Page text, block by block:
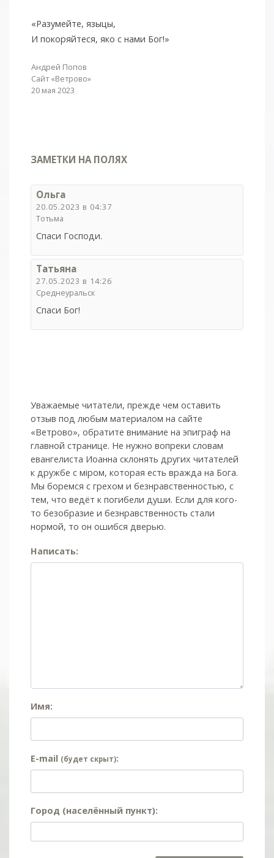
«Разумейте, языцы,
И покоряйтеся, яко с нами Бог!»
Андрей Попов
Сайт «Ветрово»
20 мая 2023
ЗАМЕТКИ НА ПОЛЯХ
Ольга
20.05.2023 в 04:37
Тотьма
Спаси Господи.
Татьяна
27.05.2023 в 14:26
Среднеуральск
Спаси Бог!
Уважаемые читатели, прежде чем оставить
отзыв под любым материалом на сайте
«Ветрово», обратите внимание на эпиграф на
главной странице. Не нужно вопреки словам
евангелиста Иоанна склонять других читателей
к дружбе с мiром, которая есть вражда на Бога.
Мы боремся с грехом и без­нрав­ствен­ностью, с
тем, что ведёт к погибели души. Если для кого-
то безобразие и безнравственность стали
нормой, то он ошибся дверью.
Написать:
Имя:
E-mail (будет скрыт):
Город (населённый пункт):